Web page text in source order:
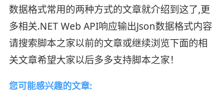
数据格式常用的两种方式的文章就介绍到这了,更
多相关.NET Web API响应输出Json数据格式内容
请搜索脚本之家以前的文章或继续浏览下面的相
关文章希望大家以后多多支持脚本之家！
您可能感兴趣的文章: